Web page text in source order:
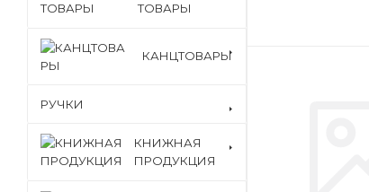
ТОВАРЫ
КАНЦТОВАРЫ
РУЧКИ
КНИЖНАЯ
ПРОДУКЦИЯ